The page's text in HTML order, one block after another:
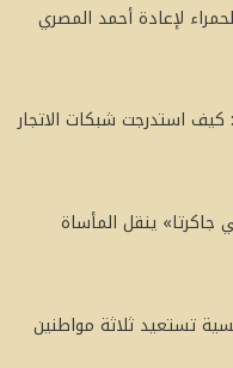
لإعادة أحمد المصري
استدرجت شبكات الاتجار
ينقل المأساة
تستعيد ثلاثة مواطنين